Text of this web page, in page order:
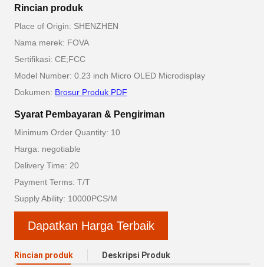
Rincian produk
Place of Origin: SHENZHEN
Nama merek: FOVA
Sertifikasi: CE;FCC
Model Number: 0.23 inch Micro OLED Microdisplay
Dokumen: Brosur Produk PDF
Syarat Pembayaran & Pengiriman
Minimum Order Quantity: 10
Harga: negotiable
Delivery Time: 20
Payment Terms: T/T
Supply Ability: 10000PCS/M
Dapatkan Harga Terbaik
Rincian produk Deskripsi Produk